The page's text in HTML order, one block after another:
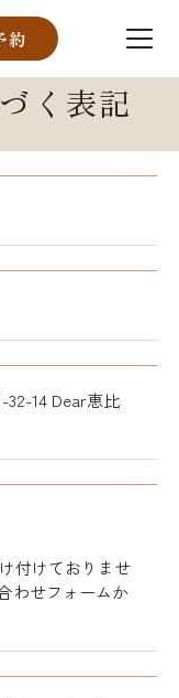
約
く表記
14 Dear恵比
付けておりませ
わせフォームか